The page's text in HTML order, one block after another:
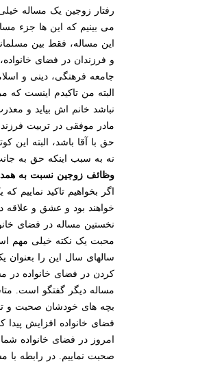
رفتار زوجین یک مساله
می بینیم که این ها جزء
این مساله، فقط بین
و فرزندان در فضای
جامعه فرهنگی، دینی و
البته من تاکیدم اینست که
نباشد خانم اش بیاید و
مادر موفقی در تربیت
حق با آقا باشد، البته
نه به سبب اینکه حق به
وظائف زوجین نسبت به
اگر بخواهیم تاکید
خواهند بود و عشق و علاقه
نخستین مساله در فضای
محبت یک نکته خیلی مهم
سالهای سال این را بعنوان
کردن در فضای خانواده در
مساله دیگر گفتگو است.
بچه های خودشان صحبت و
فضای خانواده افزایش
امروز در فضای خانواده
صحبت نماییم. در رابطه با